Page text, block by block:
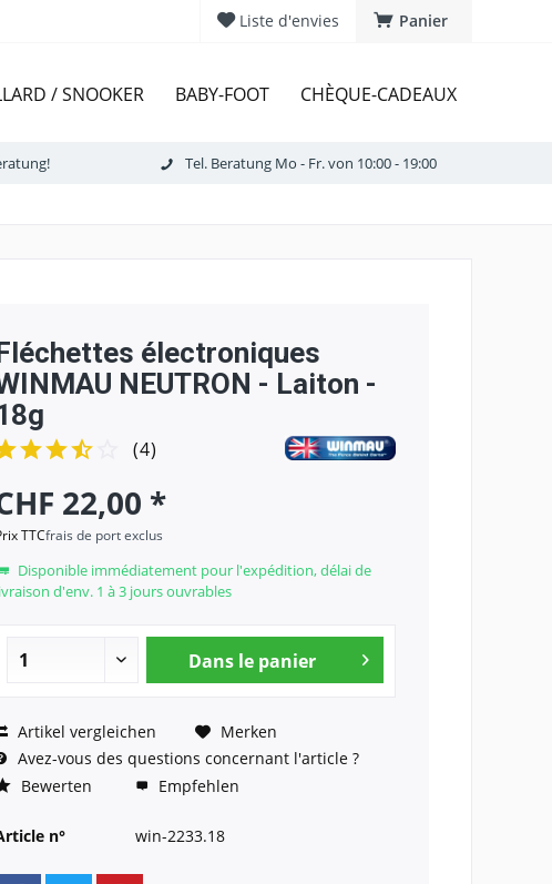
Panier
Liste d'envies
/ SNOOKER BABY-FOOT CHÈQUE-CADEAUX
Tel. Beratung Mo - Fr. von 10:00 - 19:00
électroniques
NEUTRON - Laiton -
(4)
22,00 *
TTCfrais de port exclus
Disponible immédiatement pour l'expédition, délai de
d'env. 1 à 3 jours ouvrables
Dans le panier
Artikel vergleichen
Merken
Avez-vous des questions concernant l'article ?
Bewerten
Empfehlen
n° win-2233.18